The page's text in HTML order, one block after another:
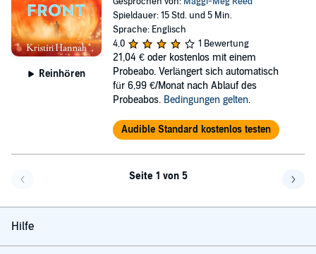
Reinhören
Spieldauer: 15 Std. und 5 Min.
Sprache: Englisch
4,0
1 Bewertung
21,04 € oder kostenlos mit einem
Probeabo. Verlängert sich automatisch
für 6,99 €/Monat nach Ablauf des
Probeabos. Bedingungen gelten.
Audible Standard kostenlos testen
Seite 1 von 5
Hilfe